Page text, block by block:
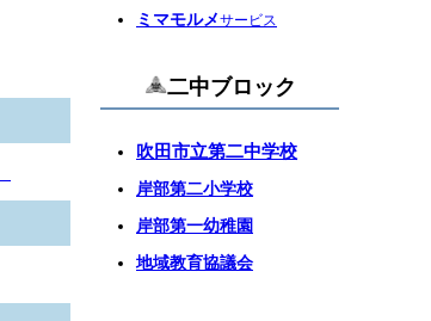
ミマモルメサービス
二中ブロック
吹田市立第二中学校
岸部第二小学校
岸部第一幼稚園
地域教育協議会